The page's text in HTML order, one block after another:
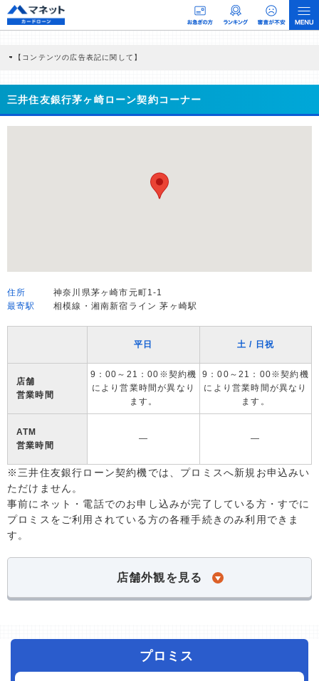
【コンテンツの広告表記に関して】
商品を根拠なくPRするものではなく、当編集部の調査／ユーザーへの口コミ収集な
どに基づき、公平性を担保した情報提供を行っています。
>提携企業一覧
三井住友銀行茅ヶ崎ローン契約コーナー
住所
神奈川県茅ヶ崎市元町1-1
最寄駅
相模線・湘南新宿ライン 茅ヶ崎駅
平日 土 / 日祝
店舗
営業時間
9：00～21：00※契約機
により営業時間が異なり
ます。
9：00～21：00※契約機
により営業時間が異なり
ます。
ATM
営業時間
― ―
※三井住友銀行ローン契約機では、プロミスへ新規お申込みい
ただけません。
事前にネット・電話でのお申し込みが完了している方・すでに
プロミスをご利用されている方の各種手続きのみ利用できま
す。
店舗外観を見る
プロミス